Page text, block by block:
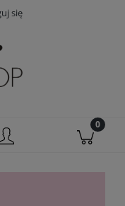
się